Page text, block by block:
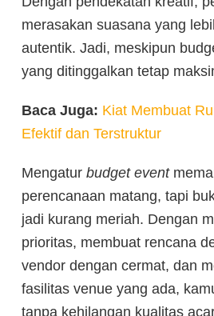
merasakan suasana yang
autentik. Jadi, meskipun
yang ditinggalkan tetap
Baca Juga: Kiat Membuat
Efektif dan Terstruktur
Mengatur budget event
perencanaan matang, tapi
jadi kurang meriah. Dengan
prioritas, membuat rencana
vendor dengan cermat, dan
fasilitas venue yang ada,
tanpa kehilangan kualitas